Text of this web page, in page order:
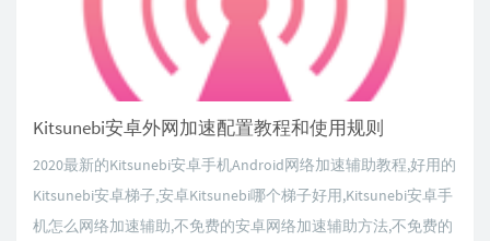
Kitsunebi安卓外网加速配置教程和使用规则
2020最新的Kitsunebi安卓手机Android网络加速辅助教程,好用的
Kitsunebi安卓梯子,安卓Kitsunebi哪个梯子好用,Kitsunebi安卓手
机怎么网络加速辅助,不免费的安卓网络加速辅助方法,不免费的